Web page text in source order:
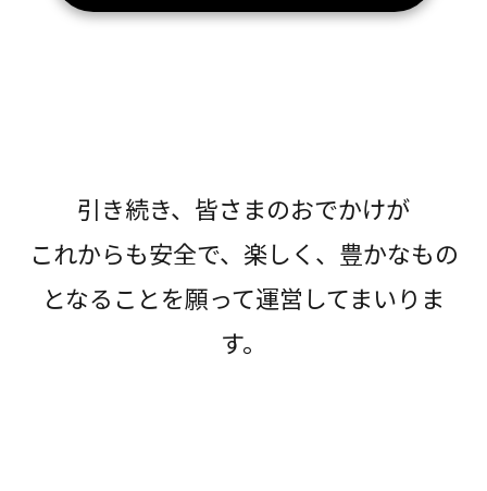
引き続き、皆さまのおでかけが
これからも安全で、楽しく、豊かなもの
となることを願って運営してまいりま
す。